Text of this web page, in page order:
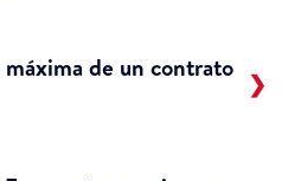
máxima de un contrato